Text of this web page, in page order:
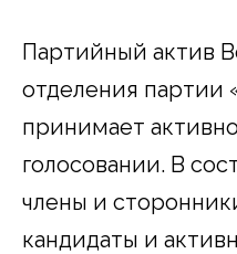
Партийный актив
отделения партии
принимает
голосовании. В
члены и
кандидаты и